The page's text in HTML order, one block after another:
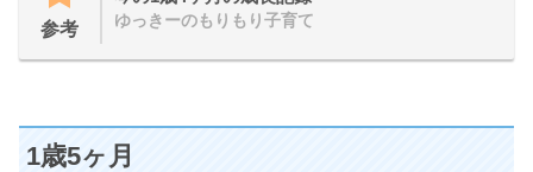
参考 ゆっきーのもりもり子育て
1歳5ヶ月